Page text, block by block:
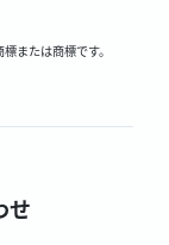
または商標です。
せ